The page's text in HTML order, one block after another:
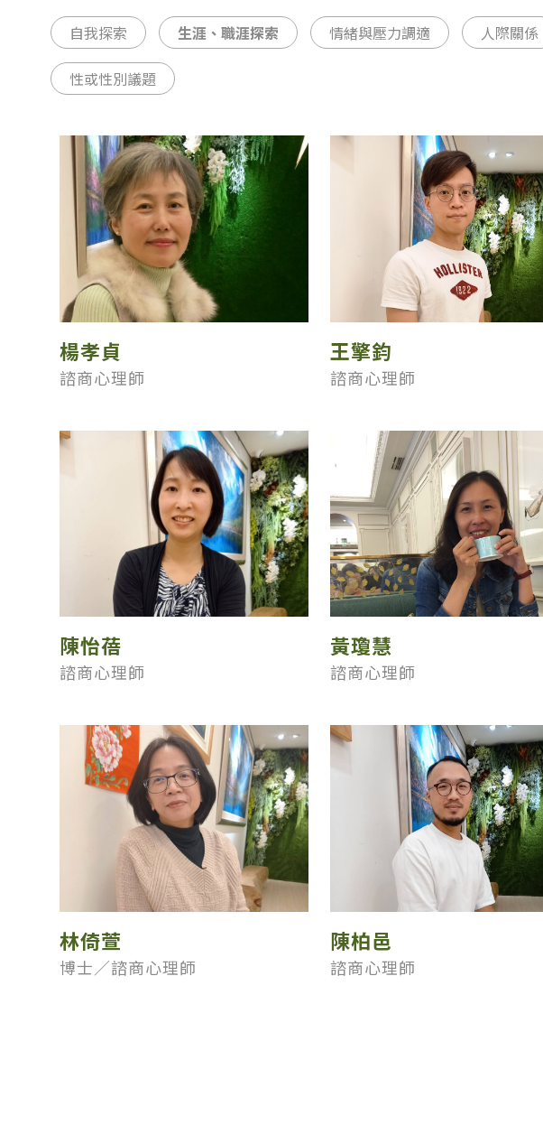
自我探索 生涯、職涯探索 情緒與壓力調適 人際關係
性或性別議題
楊孝貞
諮商心理師
王擎鈞
諮商心理師
陳怡蓓
諮商心理師
黃瓊慧
諮商心理師
林倚萱
博士／諮商心理師
陳柏邑
諮商心理師